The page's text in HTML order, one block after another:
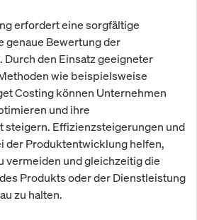
erfordert eine sorgfältige
genaue Bewertung der
den Einsatz geeigneter
wie beispielsweise
Costing können Unternehmen
und ihre
Effizienzsteigerungen und
der Produktentwicklung helfen,
vermeiden und gleichzeitig die
Produkts oder der Dienstleistung
zu halten.